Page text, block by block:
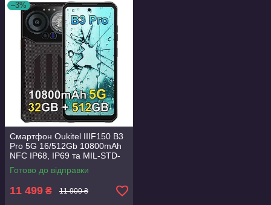
–3%
Смартфон Oukitel IIIF150 B3
Pro 5G 16/512Gb 10800mAh
NFC IP68, IP69 та MIL-STD-
810H + скло
Готово до відправки
11 499 ₴ 11 900 ₴